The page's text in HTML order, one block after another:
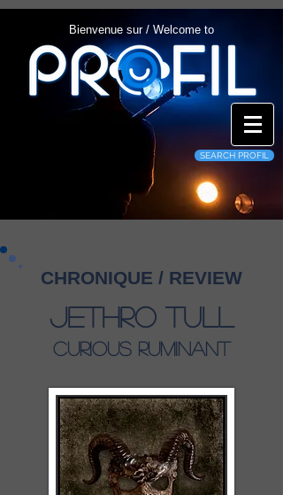
Bienvenue sur / Welcome to
SEARCH PROFIL
CHRONIQUE / REVIEW
Jethro Tull
Curious Ruminant